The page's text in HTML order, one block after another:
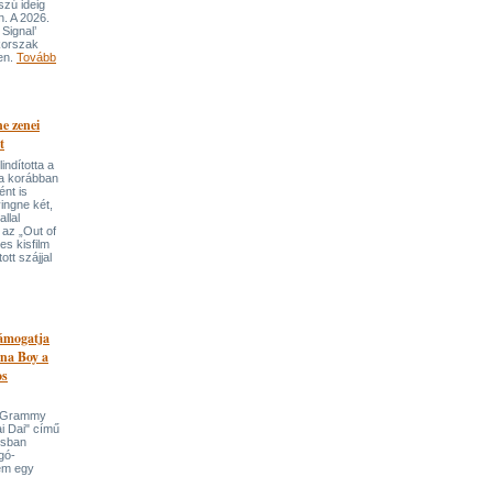
ideig
A 2026.
Tovább
zenei
a
korábban
is
két,
„Out of
kisfilm
szájjal
Boy a
Dai" című
egy